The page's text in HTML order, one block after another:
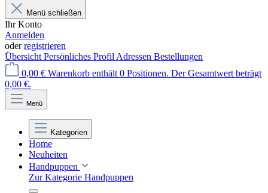
Menü schließen
Ihr Konto
Anmelden
oderregistrieren
Übersicht Persönliches Profil Adressen Bestellungen
0,00 € Warenkorb enthält 0 Positionen. Der Gesamtwert beträgt
0,00 €.
Menü
Kategorien
Home
Neuheiten
Handpuppen
Zur Kategorie Handpuppen